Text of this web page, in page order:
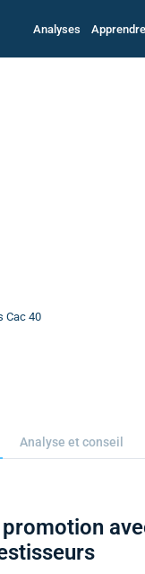
Analyses Apprendre
Cac 40
Analyse et conseil